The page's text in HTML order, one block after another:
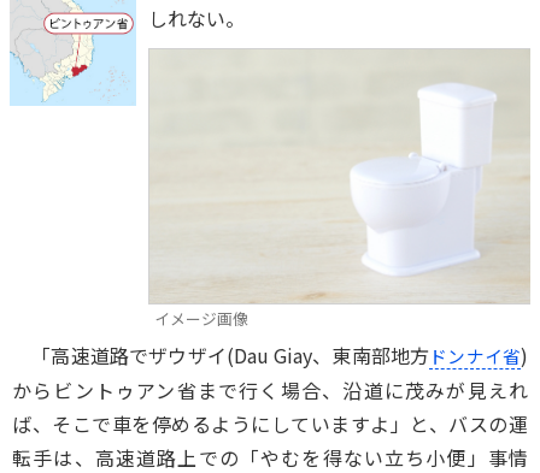
しれない。
イメージ画像
「高速道路でザウザイ(Dau Giay、東南部地方ドンナイ省)
からビントゥアン省まで行く場合、沿道に茂みが見えれ
ば、そこで車を停めるようにしていますよ」と、バスの運
転手は、高速道路上での「やむを得ない立ち小便」事情